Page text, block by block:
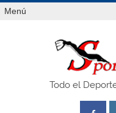
Saltar
alMenú
Todo el